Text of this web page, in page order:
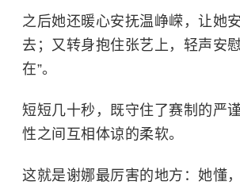
之后她还暖心安抚温峥嵘，让她
去；又转身抱住张艺上，轻声安
在”。
短短几十秒，既守住了赛制的严
性之间互相体谅的柔软。
这就是谢娜最厉害的地方：她懂